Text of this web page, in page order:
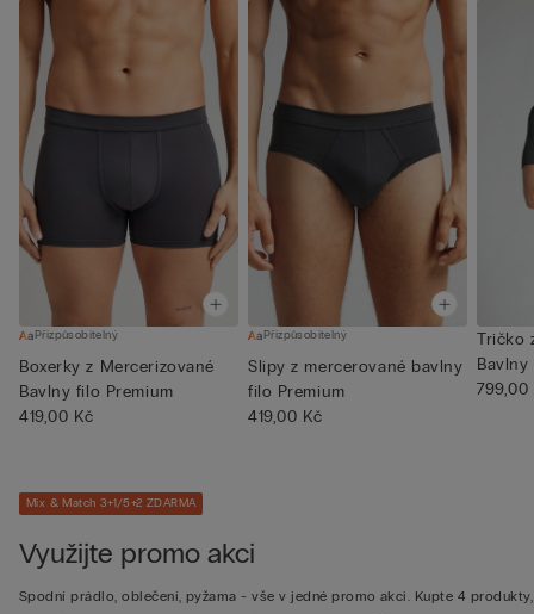
Přizpůsobitelný
Boxerky z Mercerizované
Bavlny filo Premium
419,00 Kč
Přizpůsobitelný
Slipy z mercerované bavlny
filo Premium
419,00 Kč
Tričko
Prem...
799,00
Mix & Match 3+1/5+2 ZDARMA
Využijte promo akci
Spodní prádlo, oblečení, pyžama - vše v jedné promo akci. Kupte 4 produkty,